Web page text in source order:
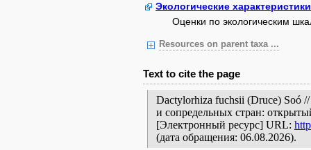
Экологические характеристики
Оценки по экологическим
Resources on parent taxa ...
Text to cite the page
Dactylorhiza fuchsii (Druce) Soó
и сопредельных стран:
[Электронный ресурс] URL:
(дата обращения: 06.08.2026).